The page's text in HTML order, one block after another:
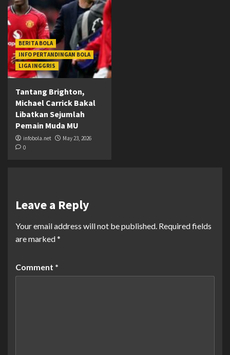
BERITA BOLA
INFO PERTANDINGAN BOLA
LIGA INGGRIS
Tantang Brighton,
Michael Carrick Bakal
Libatkan Sejumlah
Pemain Muda MU
infobola.net
May 23, 2026
0
Leave a Reply
Your email address will not be published. Required fields
are marked*
Comment *